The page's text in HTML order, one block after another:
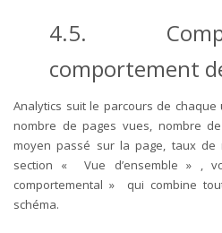
4.5.
comportement
Analytics suit le parcours de
nombre de pages vues, nombre
moyen passé sur la page, taux
section « Vue d’ensemble » ,
comportemental » qui combine
schéma.